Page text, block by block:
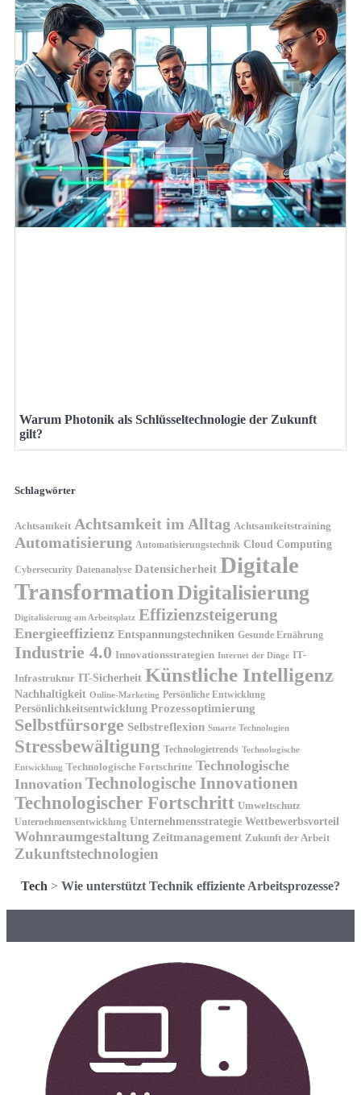
Warum Photonik als Schlüsseltechnologie der Zukunft
gilt?
Schlagwörter
Achtsamkeit Achtsamkeit im Alltag Achtsamkeitstraining
Automatisierung Automatisierungstechnik Cloud Computing
Cybersecurity Datenanalyse Datensicherheit Digitale
TransformationDigitalisierung
Digitalisierung am Arbeitsplatz Effizienzsteigerung
Energieeffizienz Entspannungstechniken Gesunde Ernährung
Industrie 4.0 Innovationsstrategien Internet der Dinge IT-
Infrastruktur IT-Sicherheit Künstliche Intelligenz
Nachhaltigkeit Online-Marketing Persönliche Entwicklung
Persönlichkeitsentwicklung Prozessoptimierung
Selbstfürsorge Selbstreflexion Smarte Technologien
Stressbewältigung Technologietrends Technologische
Entwicklung Technologische Fortschritte Technologische
Innovation Technologische Innovationen
Technologischer Fortschritt Umweltschutz
Unternehmensentwicklung Unternehmensstrategie Wettbewerbsvorteil
Wohnraumgestaltung Zeitmanagement Zukunft der Arbeit
Zukunftstechnologien
Tech > Wie unterstützt Technik effiziente Arbeitsprozesse?